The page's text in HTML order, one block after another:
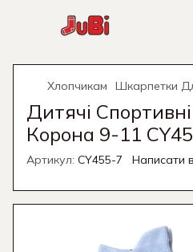
Хлопчикам Шкарпетки
Дитячі
Корона 9-11
Артикул: CY455-7 Написати